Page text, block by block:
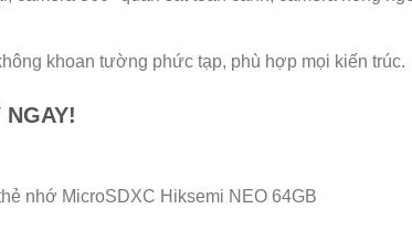
khoan tường phức tạp, phù hợp mọi kiến trúc.
nhớ MicroSDXC Hiksemi NEO 64GB